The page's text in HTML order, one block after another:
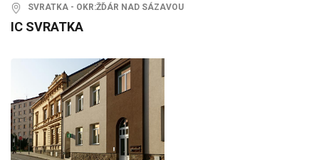
SVRATKA - OKR:ŽĎÁR NAD SÁZAVOU
IC SVRATKA